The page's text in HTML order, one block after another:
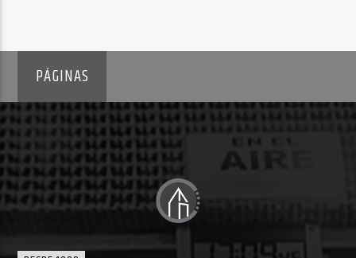
PÁGINAS